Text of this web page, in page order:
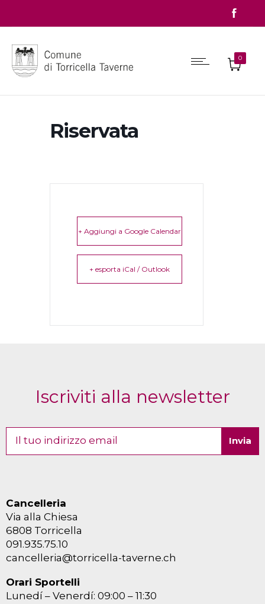
0
Riservata
+ Aggiungi a Google Calendar
+ esporta iCal / Outlook
Iscriviti alla newsletter
Cancelleria
Via alla Chiesa
6808 Torricella
091.935.75.10
cancelleria@torricella-taverne.ch
Orari Sportelli
Lunedí – Venerdí: 09:00 – 11:30